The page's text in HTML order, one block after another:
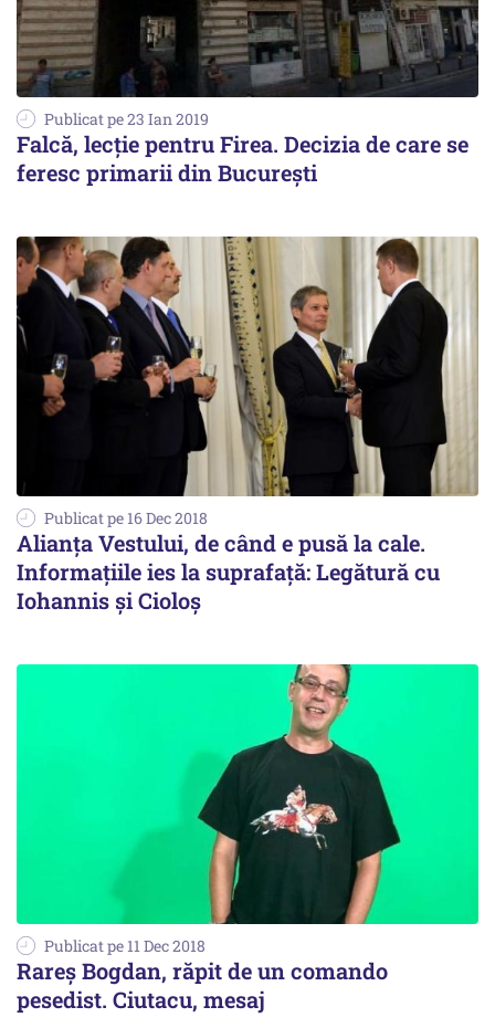
Publicat pe 23 Ian 2019
Falcă, lecție pentru Firea. Decizia de care se
feresc primarii din București
Publicat pe 16 Dec 2018
Alianța Vestului, de când e pusă la cale.
Informațiile ies la suprafață: Legătură cu
Iohannis și Cioloș
Publicat pe 11 Dec 2018
Rareș Bogdan, răpit de un comando
pesedist. Ciutacu, mesaj